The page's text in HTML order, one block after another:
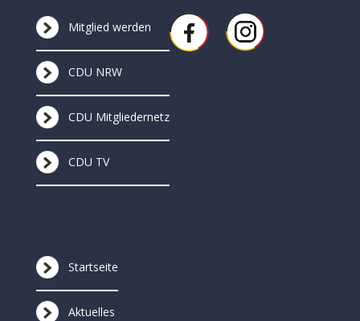
Mitglied werden
CDU NRW
CDU Mitgliedernetz
CDU TV
Startseite
Aktuelles